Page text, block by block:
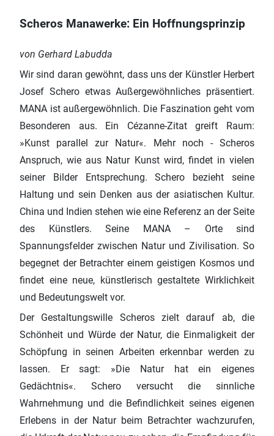
Scheros Manawerke: Ein Hoffnungsprinzip
von Gerhard Labudda
Wir sind daran gewöhnt, dass uns der Künstler Herbert
Josef Schero etwas Außergewöhnliches präsentiert.
MANA ist außergewöhnlich. Die Faszination geht vom
Besonderen aus. Ein Cézanne-Zitat greift Raum:
»Kunst parallel zur Natur«. Mehr noch - Scheros
Anspruch, wie aus Natur Kunst wird, findet in vielen
seiner Bilder Entsprechung. Schero bezieht seine
Haltung und sein Denken aus der asiatischen Kultur.
China und Indien stehen wie eine Referenz an der Seite
des Künstlers. Seine MANA – Orte sind
Spannungsfelder zwischen Natur und Zivilisation. So
begegnet der Betrachter einem geistigen Kosmos und
findet eine neue, künstlerisch gestaltete Wirklichkeit
und Bedeutungswelt vor.
Der Gestaltungswille Scheros zielt darauf ab, die
Schönheit und Würde der Natur, die Einmaligkeit der
Schöpfung in seinen Arbeiten erkennbar werden zu
lassen. Er sagt: »Die Natur hat ein eigenes
Gedächtnis«. Schero versucht die sinnliche
Wahrnehmung und die Befindlichkeit seines eigenen
Erlebens in der Natur beim Betrachter wachzurufen,